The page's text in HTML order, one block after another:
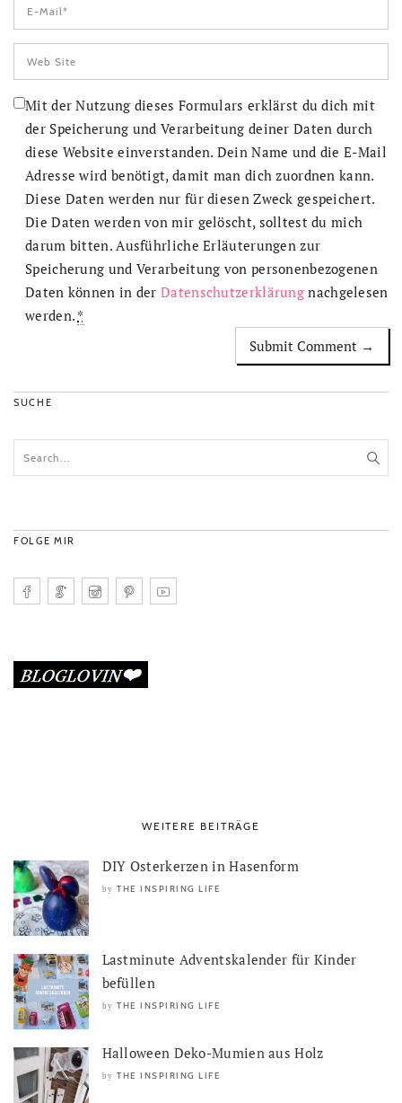
Mit der Nutzung dieses Formulars erklärst du dich mit
der Speicherung und Verarbeitung deiner Daten durch
diese Website einverstanden. Dein Name und die E-Mail
Adresse wird benötigt, damit man dich zuordnen kann.
Diese Daten werden nur für diesen Zweck gespeichert.
Die Daten werden von mir gelöscht, solltest du mich
darum bitten. Ausführliche Erläuterungen zur
Speicherung und Verarbeitung von personenbezogenen
Daten können in derDatenschutzerklärung nachgelesen
werden. *
SUCHE
FOLGE MIR
WEITERE BEITRÄGE
DIY Osterkerzen in Hasenform
by THE INSPIRING LIFE
Lastminute Adventskalender für Kinder
befüllen
by THE INSPIRING LIFE
Halloween Deko-Mumien aus Holz
by THE INSPIRING LIFE